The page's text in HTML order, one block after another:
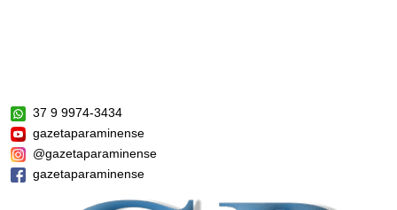
37 9 9974-3434
gazetaparaminense
@gazetaparaminense
gazetaparaminense